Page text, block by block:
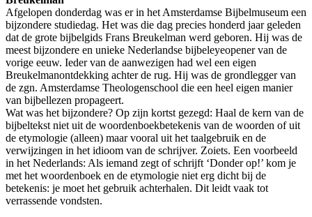
Afgelopen donderdag was er in het Amsterdamse Bijbelmuseum een
bijzondere studiedag. Het was die dag precies honderd jaar geleden
dat de grote bijbelgids Frans Breukelman werd geboren. Hij was de
meest bijzondere en unieke Nederlandse bijbeleyeopener van de
vorige eeuw. Ieder van de aanwezigen had wel een eigen
Breukelmanontdekking achter de rug. Hij was de grondlegger van
de zgn. Amsterdamse Theologenschool die een heel eigen manier
van bijbellezen propageert.
Wat was het bijzondere? Op zijn kortst gezegd: Haal de kern van de
bijbeltekst niet uit de woordenboekbetekenis van de woorden of uit
de etymologie (alleen) maar vooral uit het taalgebruik en de
verwijzingen in het idioom van de schrijver. Zoiets. Een voorbeeld
in het Nederlands: Als iemand zegt of schrijft ‘Donder op!’ kom je
met het woordenboek en de etymologie niet erg dicht bij de
betekenis: je moet het gebruik achterhalen. Dit leidt vaak tot
verrassende vondsten.